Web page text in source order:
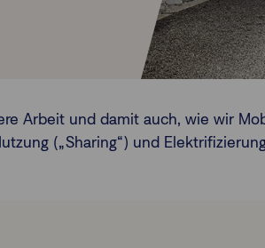
Arbeit und damit auch, wie wir
(„Sharing“) und